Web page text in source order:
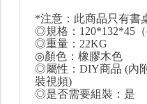
*注意：此商品只有書
◎規格：120*132*45（
◎重量：22KG
◎顏色：橡膠木色
◎屬性：DIY商品 (內
裝視頻)
◎是否需要組裝：是